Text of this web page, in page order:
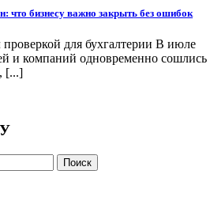
что бизнесу важно закрыть без ошибок
для бухгалтерии В июле
и компаний одновременно сошлись
[...]